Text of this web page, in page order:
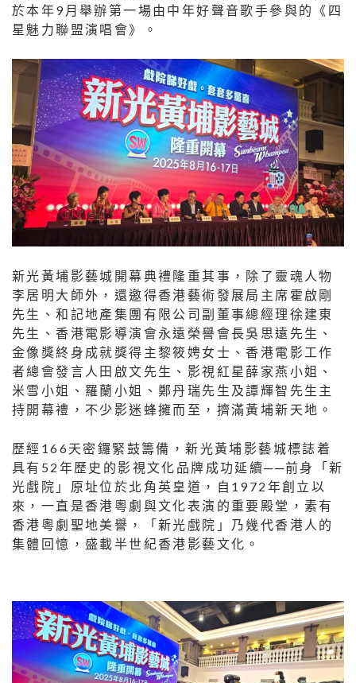
於本年9月舉辦第一場由中年好聲音歌手參與的《四
星魅力聯盟演唱會》。
新光黃埔影藝城開幕典禮隆重其事，除了靈魂人物
李居明大師外，還邀得香港藝術發展局主席霍啟剛
先生、和記地產集團有限公司副董事總經理徐建東
先生、香港電影導演會永遠榮譽會長吳思遠先生、
金像獎終身成就獎得主黎筱娉女士、香港電影工作
者總會發言人田啟文先生、影視紅星薛家燕小姐、
米雪小姐、羅蘭小姐、鄭丹瑞先生及譚輝智先生主
持開幕禮，不少影迷蜂擁而至，擠滿黃埔新天地。
歷經166天密鑼緊鼓籌備，新光黃埔影藝城標誌着
具有52年歷史的影視文化品牌成功延續──前身「新
光戲院」原址位於北角英皇道，自1972年創立以
來，一直是香港粵劇與文化表演的重要殿堂，素有
香港粵劇聖地美譽，「新光戲院」乃幾代香港人的
集體回憶，盛載半世紀香港影藝文化。